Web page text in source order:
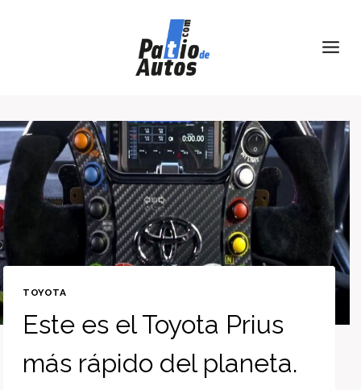
TOYOTA
Este es el Toyota Prius
más rápido del planeta.